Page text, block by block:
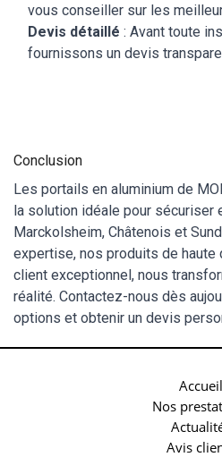
vous conseiller sur les
Devis détaillé : Avant toute
fournissons un devis
Conclusion
Les portails en aluminium de
la solution idéale pour sécuriser
Marckolsheim, Châtenois et
expertise, nos produits de haute
client exceptionnel, nous
réalité. Contactez-nous dès
options et obtenir un devis
Accueil
Nos
Avis